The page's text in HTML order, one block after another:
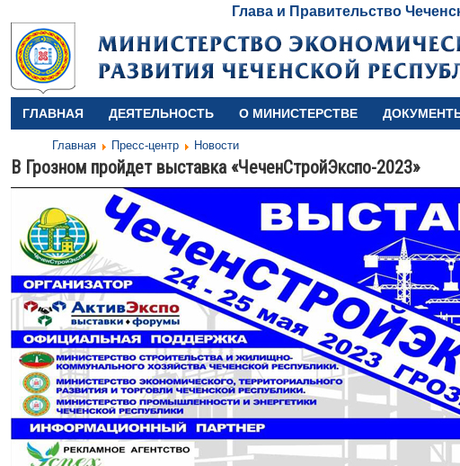
Глава и Правительство
ГЛАВНАЯ ДЕЯТЕЛЬНОСТЬ О МИНИСТЕРСТВЕ
Главная Пресс-центр Новости
В Грозном пройдет выставка «ЧеченСтройЭкспо-2023»